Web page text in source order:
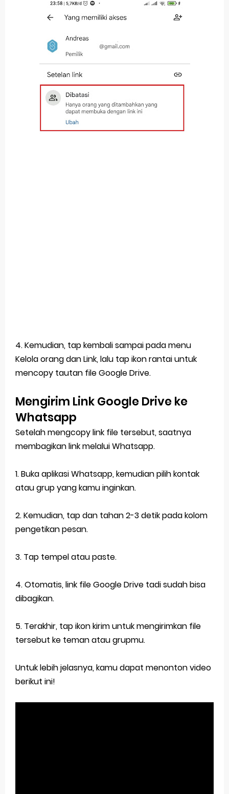
4. Kemudian, tap kembali sampai pada menu
Kelola orang dan Link, lalu tap ikon rantai untuk
mencopy tautan file Google Drive.
Mengirim Link Google Drive ke
Whatsapp
Setelah mengcopy link file tersebut, saatnya
membagikan link melalui Whatsapp.
1. Buka aplikasi Whatsapp, kemudian pilih kontak
atau grup yang kamu inginkan.
2. Kemudian, tap dan tahan 2-3 detik pada kolom
pengetikan pesan.
3. Tap tempel atau paste.
4. Otomatis, link file Google Drive tadi sudah bisa
dibagikan.
5. Terakhir, tap ikon kirim untuk mengirimkan file
tersebut ke teman atau grupmu.
Untuk lebih jelasnya, kamu dapat menonton video
berikut ini!